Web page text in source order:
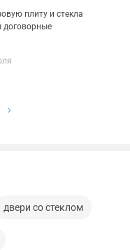
плиту и стекла
договорные
двери со стеклом